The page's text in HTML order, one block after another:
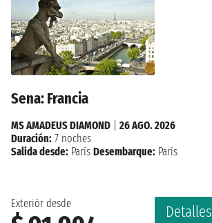
Sena: Francia
Exteriór desde
Detalles
MS AMADEUS DIAMOND
26 AGO. 2026
Duración: 7 noches
Salida desde: París Desembarque: París